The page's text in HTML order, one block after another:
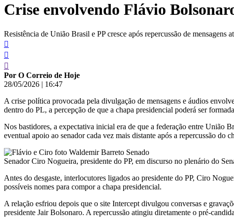
conteúdo
Crise envolvendo Flávio
Resistência de União Brasil e PP cresce após repercussão de
Por O Correio de Hoje
28/05/2026 | 16:47
A crise política provocada pela divulgação de mensagens e áudios
dentro do PL, a percepção de que a chapa presidencial poderá ser
Nos bastidores, a expectativa inicial era de que a federação entre União
eventual apoio ao senador cada vez mais distante após a repercussão do
Senador Ciro Nogueira, presidente do PP, em discurso no plenário do
Antes do desgaste, interlocutores ligados ao presidente do PP, Ciro
possíveis nomes para compor a chapa presidencial.
A relação esfriou depois que o site Intercept divulgou conversas e
presidente Jair Bolsonaro. A repercussão atingiu diretamente o pré-